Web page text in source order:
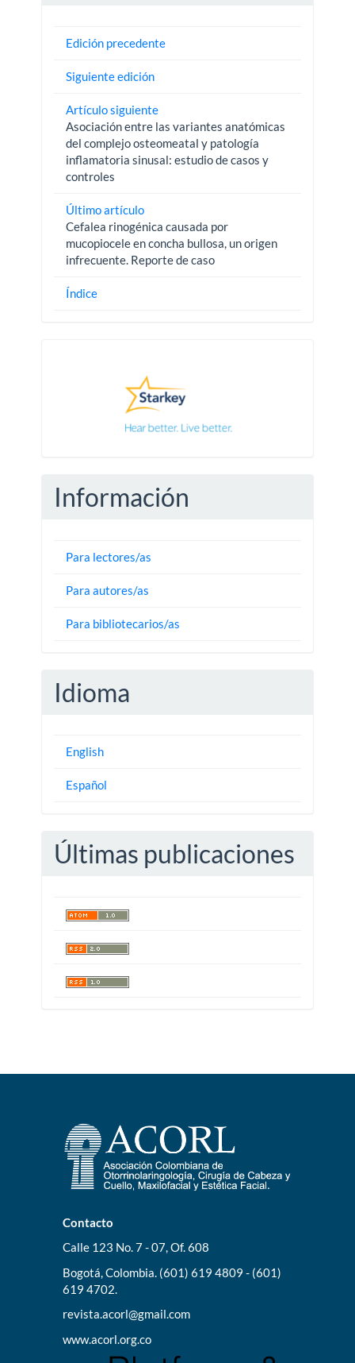
Edición precedente
Siguiente edición
Artículo siguiente
Asociación entre las variantes anatómicas
del complejo osteomeatal y patología
inflamatoria sinusal: estudio de casos y
controles
Último artículo
Cefalea rinogénica causada por
mucopiocele en concha bullosa, un origen
infrecuente. Reporte de caso
Índice
Información
Para lectores/as
Para autores/as
Para bibliotecarios/as
Idioma
English
Español
Últimas publicaciones
Contacto
Calle 123 No. 7 - 07, Of. 608
Bogotá, Colombia. (601) 619 4809 - (601)
619 4702.
revista.acorl@gmail.com
www.acorl.org.co